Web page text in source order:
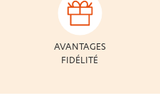
AVANTAGES
FIDÉLITÉ